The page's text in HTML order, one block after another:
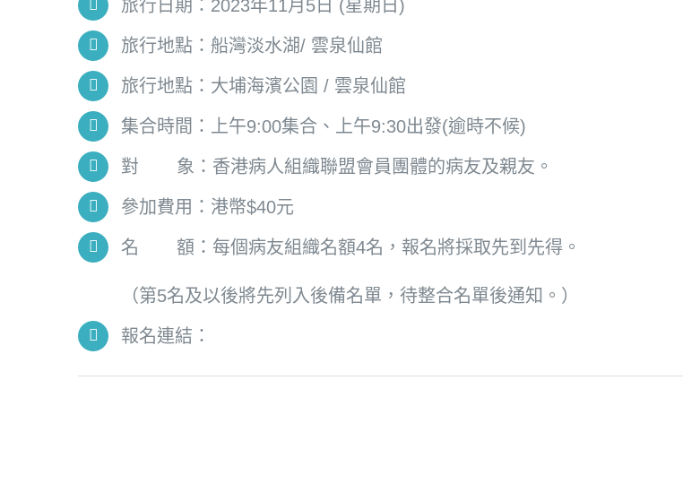
旅行日期：2023年11月5日 (星期日)
旅行地點：船灣淡水湖/ 雲泉仙館
旅行地點：大埔海濱公園 / 雲泉仙館
集合時間：上午9:00集合、上午9:30出發(逾時不候)
對 象：香港病人組織聯盟會員團體的病友及親友。
參加費用：港幣$40元
名 額：每個病友組織名額4名，報名將採取先到先得。
（第5名及以後將先列入後備名單，待整合名單後通知。）
報名連結：